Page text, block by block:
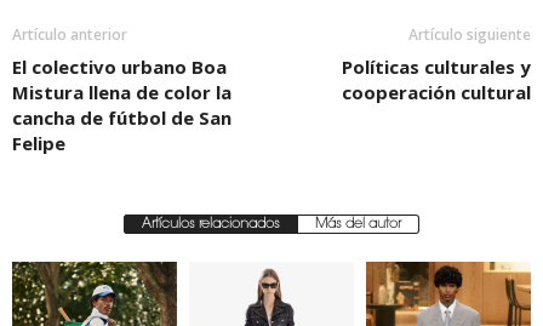
Artículo anterior
El colectivo urbano Boa
Mistura llena de color la
cancha de fútbol de San
Felipe
Artículo siguiente
Políticas culturales y
cooperación cultural
Artículos relacionados Más del autor